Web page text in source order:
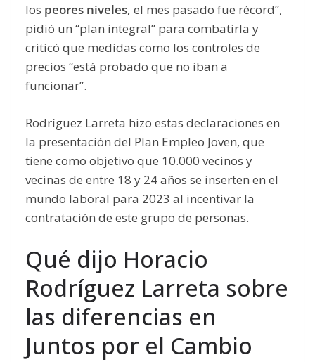
los peores niveles, el mes pasado fue récord”,
pidió un “plan integral” para combatirla y
criticó que medidas como los controles de
precios “está probado que no iban a
funcionar”.
Rodríguez Larreta hizo estas declaraciones en
la presentación del Plan Empleo Joven, que
tiene como objetivo que 10.000 vecinos y
vecinas de entre 18 y 24 años se inserten en el
mundo laboral para 2023 al incentivar la
contratación de este grupo de personas.
Qué dijo Horacio
Rodríguez Larreta sobre
las diferencias en
Juntos por el Cambio